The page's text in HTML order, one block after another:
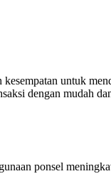
untuk
dengan mudah
ponsel